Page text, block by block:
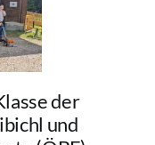
der
und